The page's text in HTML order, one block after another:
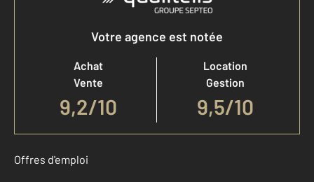
Votre agence est notée
Achat
Vente
9,2/10
Location
Gestion
9,5/10
Offres d'emploi